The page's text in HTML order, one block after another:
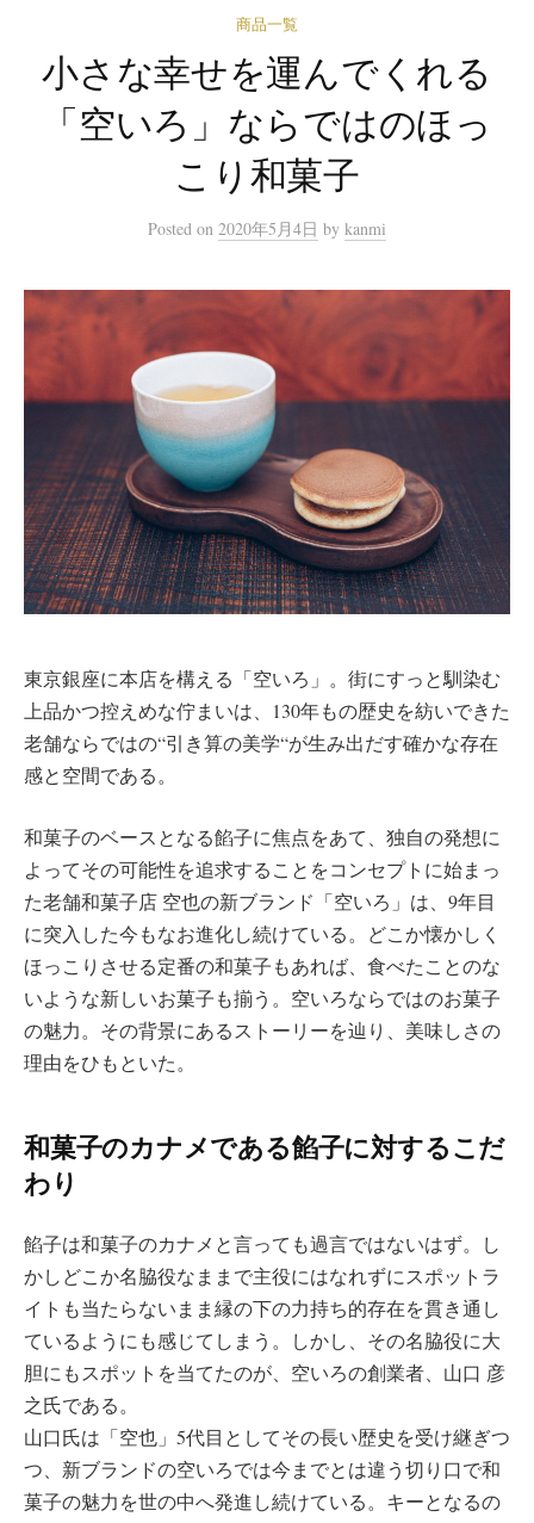
商品一覧
小さな幸せを運んでくれる
「空いろ」ならではのほっ
こり和菓子
Posted on 2020年5月4日 by kanmi
東京銀座に本店を構える「空いろ」。街にすっと馴染む
上品かつ控えめな佇まいは、130年もの歴史を紡いできた
老舗ならではの“引き算の美学“が生み出だす確かな存在
感と空間である。
和菓子のベースとなる餡子に焦点をあて、独自の発想に
よってその可能性を追求することをコンセプトに始まっ
た老舗和菓子店 空也の新ブランド「空いろ」は、9年目
に突入した今もなお進化し続けている。どこか懐かしく
ほっこりさせる定番の和菓子もあれば、食べたことのな
いような新しいお菓子も揃う。空いろならではのお菓子
の魅力。その背景にあるストーリーを辿り、美味しさの
理由をひもといた。
和菓子のカナメである餡子に対するこだ
わり
餡子は和菓子のカナメと言っても過言ではないはず。し
かしどこか名脇役なままで主役にはなれずにスポットラ
イトも当たらないまま縁の下の力持ち的存在を貫き通し
ているようにも感じてしまう。しかし、その名脇役に大
胆にもスポットを当てたのが、空いろの創業者、山口 彦
之氏である。
山口氏は「空也」5代目としてその長い歴史を受け継ぎつ
つ、新ブランドの空いろでは今までとは違う切り口で和
菓子の魅力を世の中へ発進し続けている。キーとなるの